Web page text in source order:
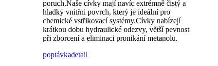
poruch.Naše cívky mají navíc extrémně čistý a
hladký vnitřní povrch, který je ideální pro
chemické vstřikovací systémy.Cívky nabízejí
krátkou dobu hydraulické odezvy, větší pevnost
při zborcení a eliminaci pronikání metanolu.
poptávkadetail